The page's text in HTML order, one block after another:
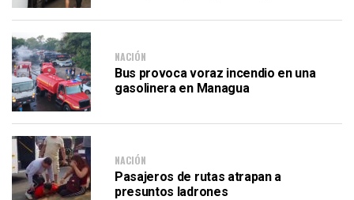
NACIÓN
Bus provoca voraz incendio en una
gasolinera en Managua
NACIÓN
Pasajeros de rutas atrapan a
presuntos ladrones